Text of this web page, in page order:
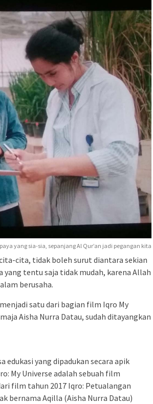
yang sia-sia, sepanjang Al Qur’an jadi pegangan kita
cita, tidak boleh surut diantara sekian
yang tentu saja tidak mudah, karena Allah
berusaha.
satu dari bagian film Iqro My
Aisha Nurra Datau, sudah ditayangkan
edukasi yang dipadukan secara apik
My Universe adalah sebuah film
film tahun 2017 Iqro: Petualangan
bernama Aqilla (Aisha Nurra Datau)